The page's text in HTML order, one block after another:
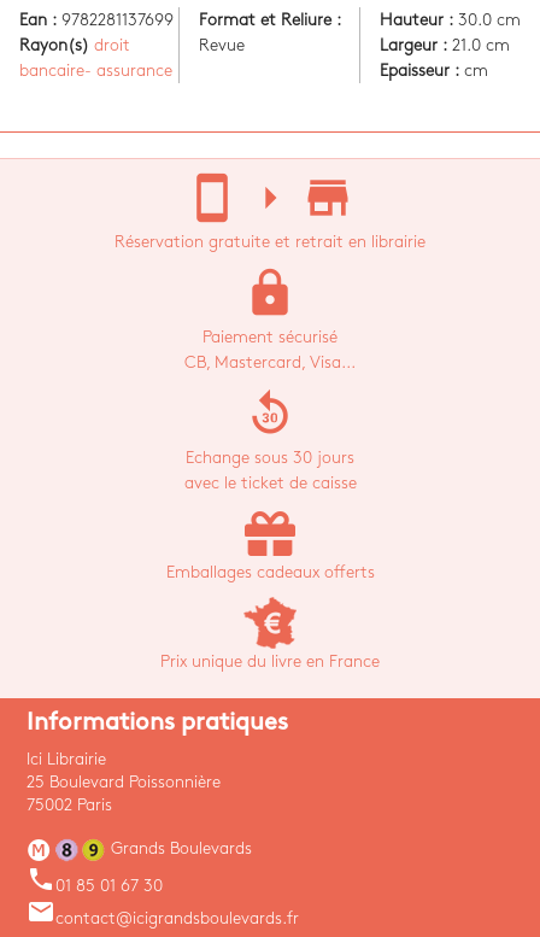
Ean : 9782281137699
Rayon(s) droit
bancaire- assurance
Format et Reliure :
Revue
Hauteur :30.0 cm
Largeur :21.0 cm
Epaisseur :cm
stay_current_portrait arrow_right store_mall_directory
Réservation gratuite et retrait en librairie
lock
Paiement sécurisé
CB, Mastercard, Visa...
replay_30
Echange sous 30 jours
avec le ticket de caisse
Emballages cadeaux offerts
Prix unique du livre en France
Informations pratiques
Ici Librairie
25 Boulevard Poissonnière
75002 Paris
Grands Boulevards
phone 01 85 01 67 30
emailcontact@icigrandsboulevards.fr